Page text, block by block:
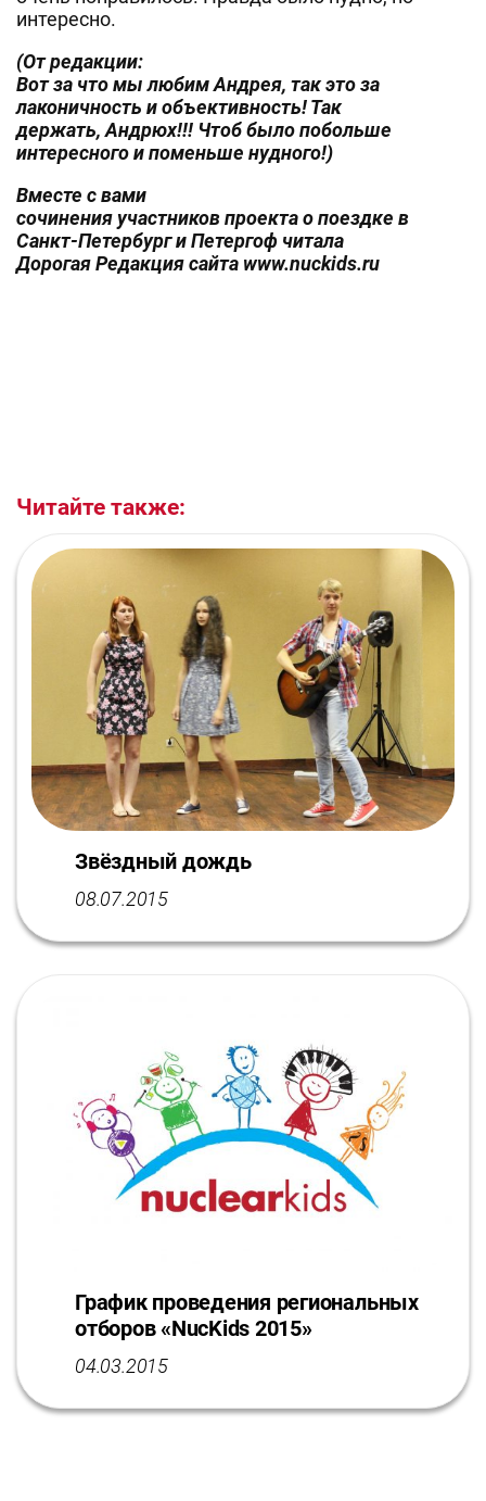
интересно.
(От редакции:
Вот за что мы любим Андрея, так это за
лаконичность и объективность! Так
держать, Андрюх!!! Чтоб было побольше
интересного и поменьше нудного!)
Вместе с вами
сочинения участников проекта о поездке в
Санкт-Петербург и Петергоф читала
Дорогая Редакция сайта www.nuckids.ru
Читайте также:
Звёздный дождь
08.07.2015
График проведения региональных
отборов «NucKids 2015»
04.03.2015